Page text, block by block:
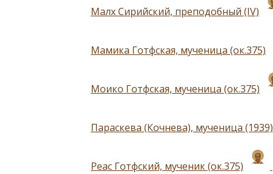
Малх Сирийский, преподобный (IV)
Мамика Готфская, мученица (ок.375)
Моико Готфская, мученица (ок.375)
Параскева (Кочнева), мученица (1939)
Реас Готфский, мученик (ок.375)